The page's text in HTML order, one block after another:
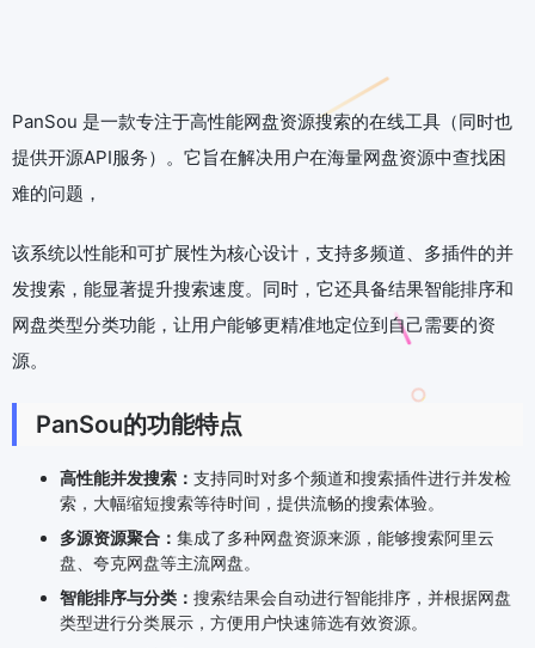
PanSou 是一款专注于高性能网盘资源搜索的在线工具（同时也
提供开源API服务）。它旨在解决用户在海量网盘资源中查找困
难的问题，
该系统以性能和可扩展性为核心设计，支持多频道、多插件的并
发搜索，能显著提升搜索速度。同时，它还具备结果智能排序和
网盘类型分类功能，让用户能够更精准地定位到自己需要的资
源。
PanSou的功能特点
高性能并发搜索： 支持同时对多个频道和搜索插件进行并发检
索，大幅缩短搜索等待时间，提供流畅的搜索体验。
多源资源聚合： 集成了多种网盘资源来源，能够搜索阿里云
盘、夸克网盘等主流网盘。
智能排序与分类： 搜索结果会自动进行智能排序，并根据网盘
类型进行分类展示，方便用户快速筛选有效资源。